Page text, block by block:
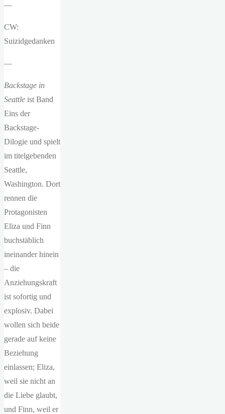
—
CW:
Suizidgedanken
—
Backstage in
Seattle ist Band
Eins der
Backstage-
Dilogie und spielt
im titelgebenden
Seattle,
Washington. Dort
rennen die
Protagonisten
Eliza und Finn
buchstäblich
ineinander hinein
– die
Anziehungskraft
ist sofortig und
explosiv. Dabei
wollen sich beide
gerade auf keine
Beziehung
einlassen; Eliza,
weil sie nicht an
die Liebe glaubt,
und Finn, weil er